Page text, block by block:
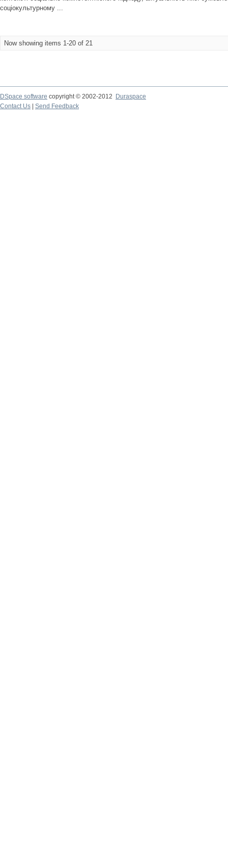
соціокультурному ...
Now showing items 1-20 of 21
DSpace software copyright © 2002-2012
Duraspace
Contact Us
Send Feedback